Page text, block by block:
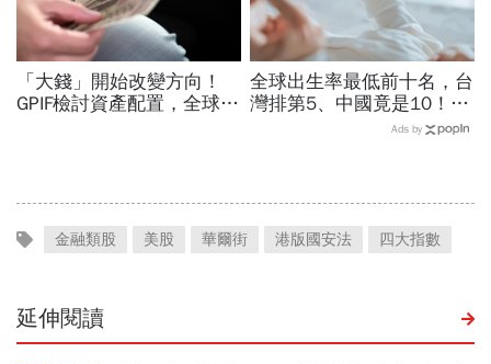
「大錢」開始改變方向！
GPIF檢討資產配置，全球資
全球出生率最低前十名，台
灣排第5、中國竟是10！亞
洲4國入榜「無聲危機」，
Ads by
金融類股 美股 華爾街 港版國安法 四大指數
延伸閱讀